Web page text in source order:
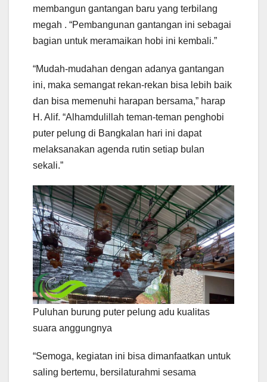
membangun gantangan baru yang terbilang
megah . “Pembangunan gantangan ini sebagai
bagian untuk meramaikan hobi ini kembali.”
“Mudah-mudahan dengan adanya gantangan
ini, maka semangat rekan-rekan bisa lebih baik
dan bisa memenuhi harapan bersama,” harap
H. Alif. “Alhamdulillah teman-teman penghobi
puter pelung di Bangkalan hari ini dapat
melaksanakan agenda rutin setiap bulan
sekali.”
Puluhan burung puter pelung adu kualitas
suara anggungnya
“Semoga, kegiatan ini bisa dimanfaatkan untuk
saling bertemu, bersilaturahmi sesama